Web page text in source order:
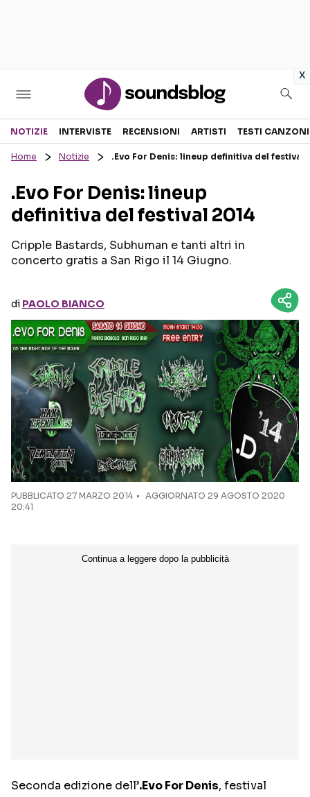
x
Sezioni
RECENSIONI MUSICALI
INTERVISTE
GOSSIP E CURIOSITÀ
TESTI CANZONI
TOUR ED EVENTI
TALENT SHOW
Seguici sui social
NOTIZIE INTERVISTE RECENSIONI ARTISTI TESTI CANZONI
Home Notizie .Evo For Denis: lineup definitiva del festival
.Evo For Denis: lineup
definitiva del festival 2014
Cripple Bastards, Subhuman e tanti altri in
concerto gratis a San Rigo il 14 Giugno.
di PAOLO BIANCO
PUBBLICATO 27 MARZO 2014
AGGIORNATO 29 AGOSTO 2020
20:41
Seconda edizione dell’.Evo For Denis, festival